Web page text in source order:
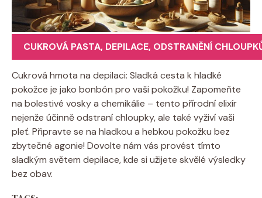
CUKROVÁ PASTA, DEPILACE, ODSTRANĚNÍ
Cukrová hmota na depilaci: Sladká cesta k hladké
pokožce je jako bonbón pro vaši pokožku! Zapomeňte
na bolestivé vosky a chemikálie – tento přírodní elixír
nejenže účinně odstraní chloupky, ale také vyživí vaši
pleť. Připravte se na hladkou a hebkou pokožku bez
zbytečné agonie! Dovolte nám vás provést tímto
sladkým světem depilace, kde si užijete skvělé výsledky
bez obav.